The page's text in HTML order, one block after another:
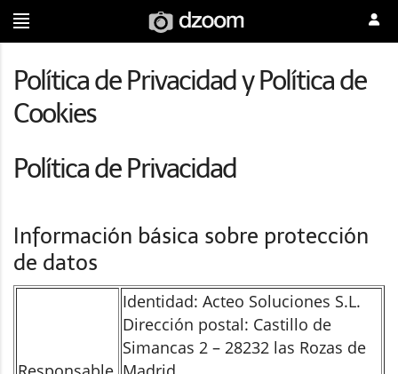
Política de Privacidad y Política de
Cookies
Política de Privacidad
Información básica sobre protección
de datos
Identidad: Acteo Soluciones S.L.
Dirección postal: Castillo de
Simancas 2 – 28232 las Rozas de